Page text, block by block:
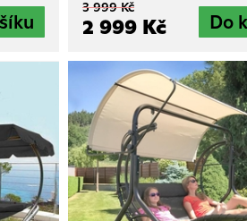
3 999 Kč
2 999 Kč